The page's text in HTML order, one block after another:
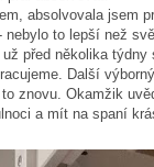
absolvovala jsem
to lepší než
před několika
Další
znovu. Okamžik
a mít na spaní